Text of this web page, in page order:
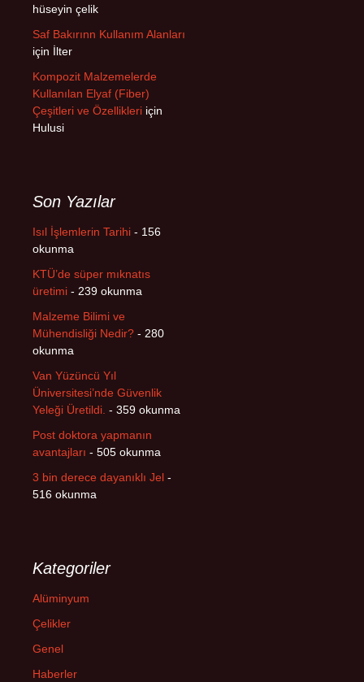
hüseyin çelik
Saf Bakırınn Kullanım Alanları
için İlter
Kompozit Malzemelerde
Kullanılan Elyaf (Fiber)
Çeşitleri ve Özellikleri için
Hulusi
Son Yazılar
Isıl İşlemlerin Tarihi - 156
okunma
KTÜ’de süper mıknatıs
üretimi - 239 okunma
Malzeme Bilimi ve
Mühendisliği Nedir? - 280
okunma
Van Yüzüncü Yıl
Üniversitesi’nde Güvenlik
Yeleği Üretildi. - 359 okunma
Post doktora yapmanın
avantajları - 505 okunma
3 bin derece dayanıklı Jel -
516 okunma
Kategoriler
Alüminyum
Çelikler
Genel
Haberler